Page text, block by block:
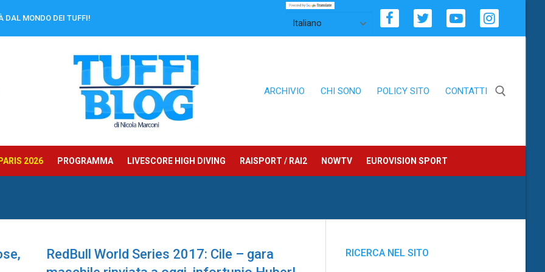
DAL MONDO DEI TUFFI!
ARCHIVIO CHI SONO POLICY SITO CONTATTI
2026 PROGRAMMA LIVESCORE HIGH DIVING RAISPORT / RAI2 NOWTV EUROVISION SPORT
RedBull World Series 2017: Cile – gara
RICERCA NEL SITO